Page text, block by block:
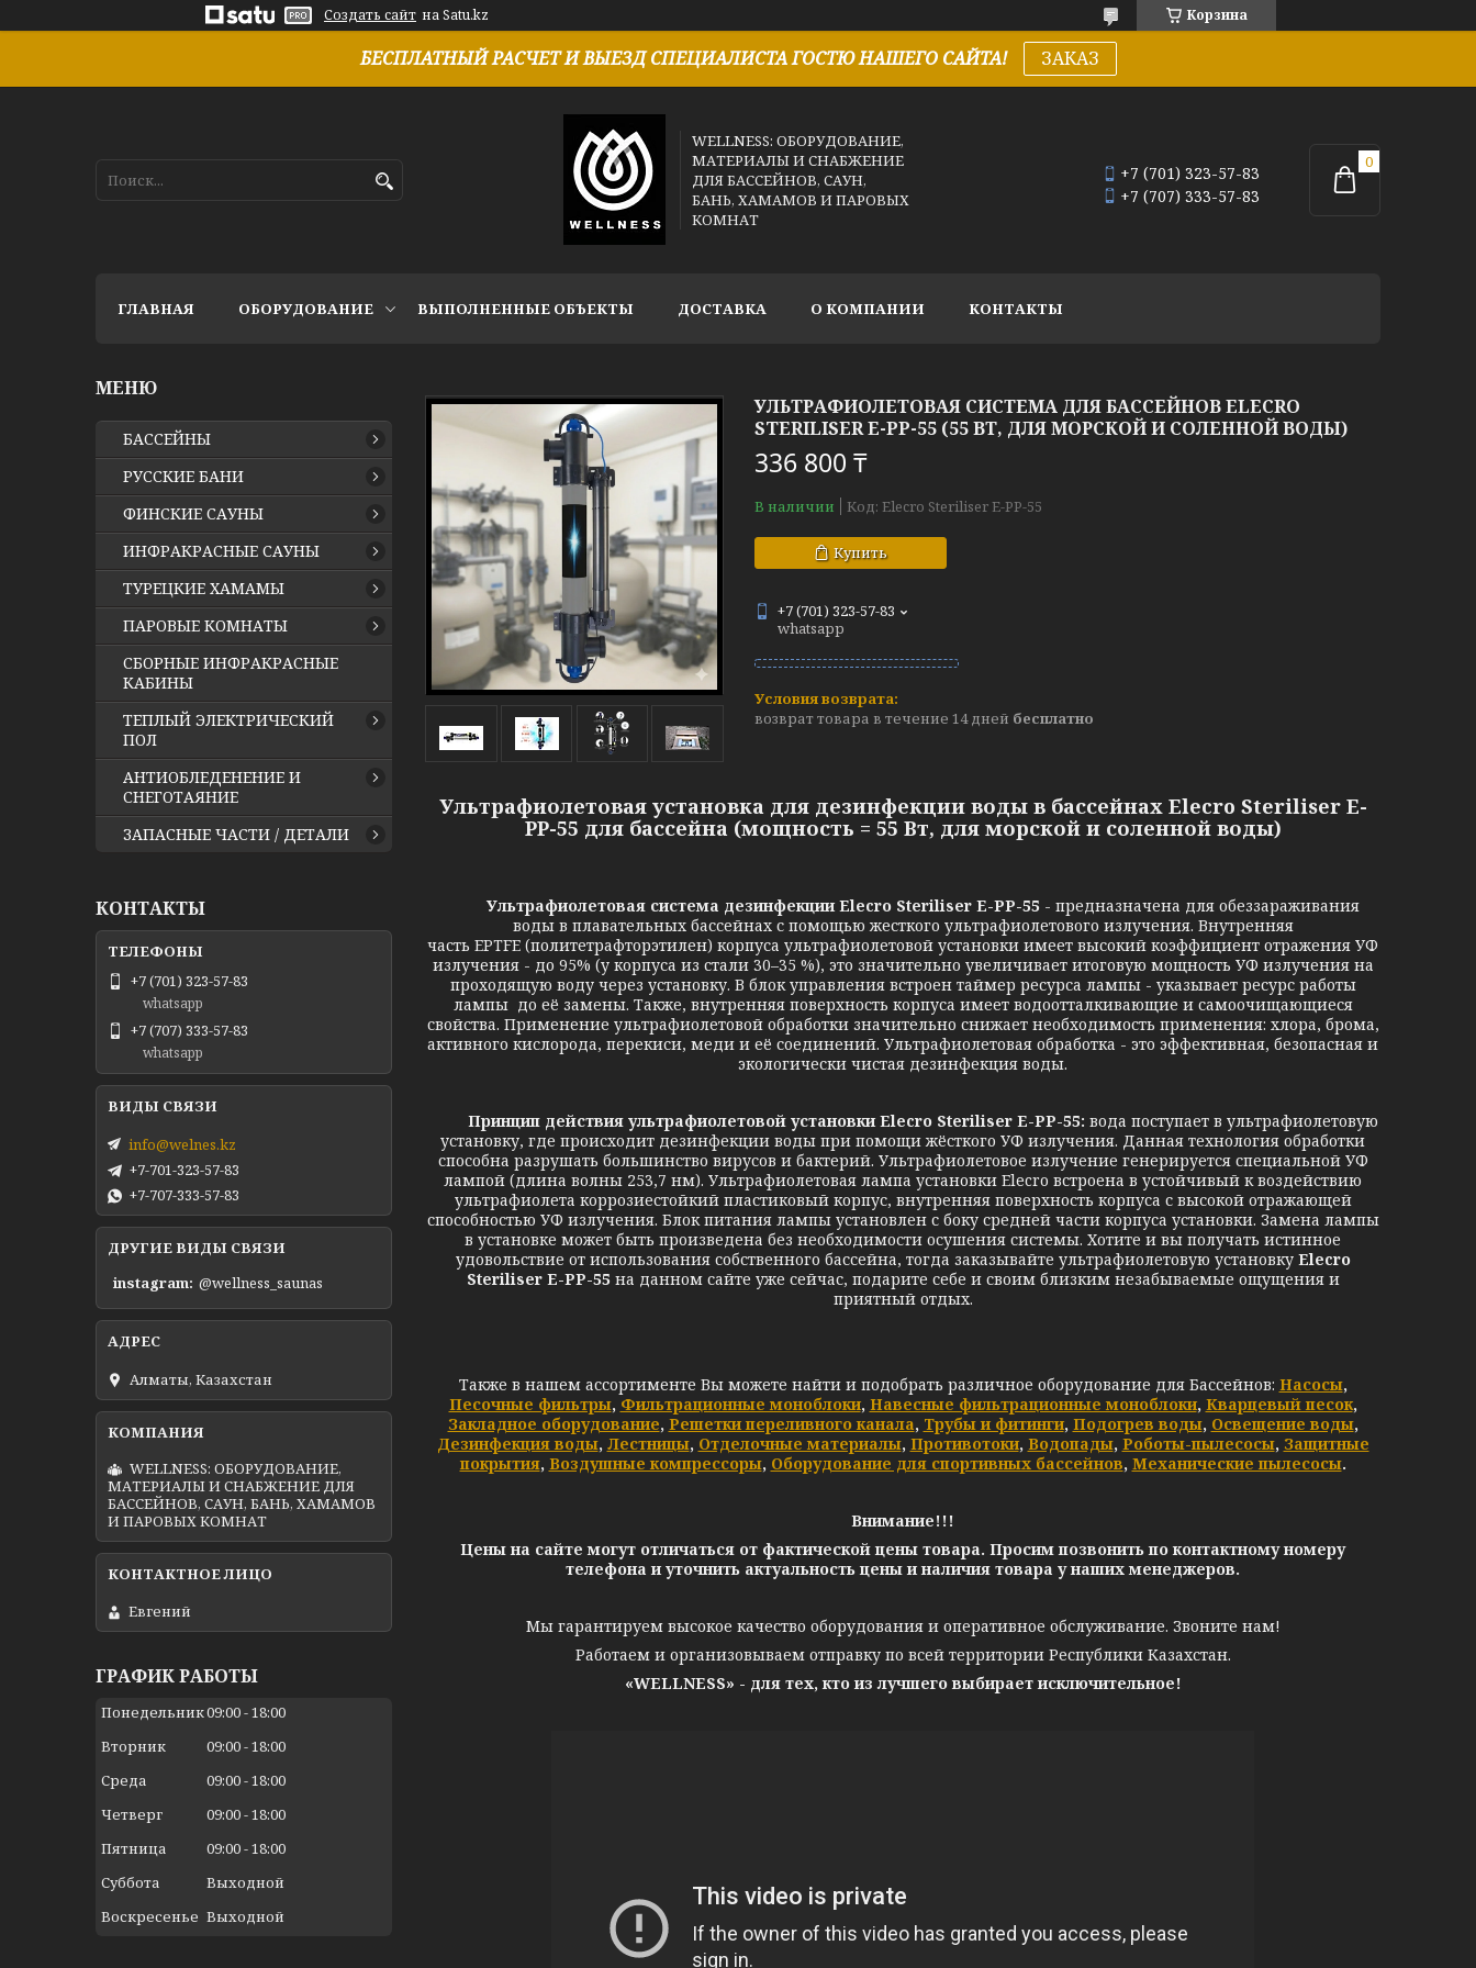
Создать сайт на Satu.kz Корзина
БЕСПЛАТНЫЙ РАСЧЕТ И ВЫЕЗД СПЕЦИАЛИСТА ГОСТЮ НАШЕГО САЙТА! ЗАКАЗ
WELLNESS: ОБОРУДОВАНИЕ,
МАТЕРИАЛЫ И СНАБЖЕНИЕ
ДЛЯ БАССЕЙНОВ, САУН,
БАНЬ, ХАМАМОВ И ПАРОВЫХ
КОМНАТ
+7 (701) 323-57-83
+7 (707) 333-57-83
ГЛАВНАЯ ОБОРУДОВАНИЕ ВЫПОЛНЕННЫЕ ОБЪЕКТЫ ДОСТАВКА О КОМПАНИИ КОНТАКТЫ
УЛЬТРАФИОЛЕТОВАЯ СИСТЕМА ДЛЯ БАССЕЙНОВ ELECRO
STERILISER E-PP-55 (55 ВТ, ДЛЯ МОРСКОЙ И СОЛЕННОЙ ВОДЫ)
336 800 ₸
В наличии Код: Elecro Steriliser E-PP-55
Купить
+7 (701) 323-57-83
whatsapp
возврат товара в течение 14 дней бесплатно
Ультрафиолетовая установка для дезинфекции воды в бассейнах Elecro Steriliser E-
PP-55 для бассейна (мощность = 55 Вт, для морской и соленной воды)
Ультрафиолетовая система дезинфекции Elecro Steriliser E-PP-55 - предназначена для обеззараживания
воды в плавательных бассейнах с помощью жесткого ультрафиолетового излучения. Внутренняя
часть EPTFE (политетрафторэтилен) корпуса ультрафиолетовой установки имеет высокий коэффициент отражения УФ
излучения - до 95% (у корпуса из стали 30–35 %), это значительно увеличивает итоговую мощность УФ излучения на
проходящую воду через установку. В блок управления встроен таймер ресурса лампы - указывает ресурс работы
лампы до её замены. Также, внутренняя поверхность корпуса имеет водоотталкивающие и самоочищающиеся
свойства. Применение ультрафиолетовой обработки значительно снижает необходимость применения: хлора, брома,
активного кислорода, перекиси, меди и её соединений. Ультрафиолетовая обработка - это эффективная, безопасная и
экологически чистая дезинфекция воды.
Принцип действия ультрафиолетовой установки Elecro Steriliser E-PP-55: вода поступает в ультрафиолетовую
установку, где происходит дезинфекции воды при помощи жёсткого УФ излучения. Данная технология обработки
способна разрушать большинство вирусов и бактерий. Ультрафиолетовое излучение генерируется специальной УФ
лампой (длина волны 253,7 нм). Ультрафиолетовая лампа установки Elecro встроена в устойчивый к воздействию
ультрафиолета коррозиестойкий пластиковый корпус, внутренняя поверхность корпуса с высокой отражающей
способностью УФ излучения. Блок питания лампы установлен с боку средней части корпуса установки. Замена лампы
в установке может быть произведена без необходимости осушения системы. Хотите и вы получать истинное
удовольствие от использования собственного бассейна, тогда заказывайте ультрафиолетовую установку Elecro
Steriliser E-PP-55 на данном сайте уже сейчас, подарите себе и своим близким незабываемые ощущения и
приятный отдых.
Также в нашем ассортименте Вы можете найти и подобрать различное оборудование для Бассейнов: Насосы,
Песочные фильтры, Фильтрационные моноблоки, Навесные фильтрационные моноблоки, Кварцевый песок,
Закладное оборудование, Решетки переливного канала, Трубы и фитинги, Подогрев воды, Освещение воды,
Дезинфекция воды, Лестницы, Отделочные материалы, Противотоки, Водопады, Роботы-пылесосы, Защитные
покрытия, Воздушные компрессоры, Оборудование для спортивных бассейнов, Механические пылесосы.
Внимание!!!
Цены на сайте могут отличаться от фактической цены товара. Просим позвонить по контактному номеру
телефона и уточнить актуальность цены и наличия товара у наших менеджеров.
Мы гарантируем высокое качество оборудования и оперативное обслуживание. Звоните нам!
Работаем и организовываем отправку по всей территории Республики Казахстан.
«WELLNESS» - для тех, кто из лучшего выбирает исключительное!
БАССЕЙНЫ
РУССКИЕ БАНИ
ФИНСКИЕ САУНЫ
ИНФРАКРАСНЫЕ САУНЫ
ТУРЕЦКИЕ ХАМАМЫ
ПАРОВЫЕ КОМНАТЫ
СБОРНЫЕ ИНФРАКРАСНЫЕ
КАБИНЫ
ТЕПЛЫЙ ЭЛЕКТРИЧЕСКИЙ
ПОЛ
АНТИОБЛЕДЕНЕНИЕ И
СНЕГОТАЯНИЕ
ЗАПАСНЫЕ ЧАСТИ / ДЕТАЛИ
КОНТАКТЫ
+7 (701) 323-57-83
whatsapp
+7 (707) 333-57-83
whatsapp
info@welnes.kz
+7-701-323-57-83
+7-707-333-57-83
ДРУГИЕ ВИДЫ СВЯЗИ
instagram @wellness_saunas
Алматы, Казахстан
WELLNESS: ОБОРУДОВАНИЕ,
МАТЕРИАЛЫ И СНАБЖЕНИЕ ДЛЯ
БАССЕЙНОВ, САУН, БАНЬ, ХАМАМОВ
И ПАРОВЫХ КОМНАТ
Евгений
ГРАФИК РАБОТЫ
Понедельник09:00 18:00
Вторник
09:00 18:00
Среда
09:00 18:00
Четверг
09:00 18:00
Пятница
09:00 18:00
Суббота
Выходной
Воскресенье Выходной